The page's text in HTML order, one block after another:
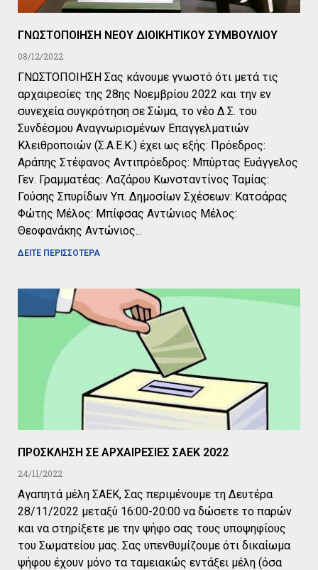
ΓΝΩΣΤΟΠΟΙΗΣΗ ΝΕΟΥ ΔΙΟΙΚΗΤΙΚΟΥ ΣΥΜΒΟΥΛΙΟΥ
08/12/2022
ΓΝΩΣΤΟΠΟΙΗΣΗ Σας κάνουμε γνωστό ότι μετά τις
αρχαιρεσίες της 28ης Νοεμβρίου 2022 και την εν
συνεχεία συγκρότηση σε Σώμα, το νέο Δ.Σ. του
Συνδέσμου Αναγνωρισμένων Επαγγελματιών
Κλειθροποιών (Σ.Α.Ε.Κ.) έχει ως εξής: Πρόεδρος:
Αράπης Στέφανος Αντιπρόεδρος: Μπύρτας Ευάγγελος
Γεν. Γραμματέας: Λαζάρου Κωνσταντίνος Ταμίας:
Γούσης Σπυρίδων Υπ. Δημοσίων Σχέσεων: Κατσάρας
Φώτης Μέλος: Μπίφσας Αντώνιος Μέλος:
Θεοφανάκης Αντώνιος
ΔΕΙΤΕ ΠΕΡΙΣΣΟΤΕΡΑ
ΠΡΟΣΚΛΗΣΗ ΣΕ ΑΡΧΑΙΡΕΣΙΕΣ ΣΑΕΚ 2022
24/11/2022
Αγαπητά μέλη ΣΑΕΚ, Σας περιμένουμε τη Δευτέρα
28/11/2022 μεταξύ 16:00-20:00 να δώσετε το παρών
και να στηρίξετε με την ψήφο σας τους υποψηφίους
του Σωματείου μας. Σας υπενθυμίζουμε ότι δικαίωμα
ψήφου έχουν μόνο τα ταμειακώς εντάξει μέλη (όσα